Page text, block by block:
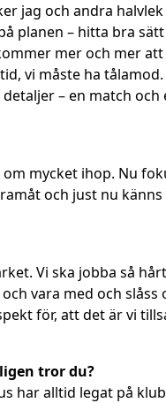
jag och andra
planen – hitta bra
mer och mer
vi måste ha tålamod.
– en match
mycket ihop. Nu
och just nu
Vi ska jobba så
vara med och slåss
för, att det är vi
tror du?
har alltid legat på